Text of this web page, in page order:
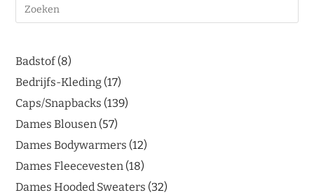
Badstof 8
Bedrijfs-Kleding 17
Caps/Snapbacks 139
Dames Blousen 57
Dames Bodywarmers 12
Dames Fleecevesten 18
Dames Hooded Sweaters 32